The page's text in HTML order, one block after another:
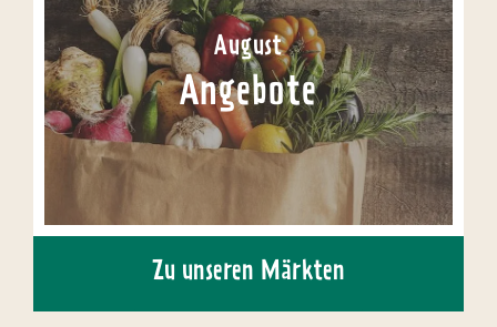
August
Angebote
Zu unseren Märkten